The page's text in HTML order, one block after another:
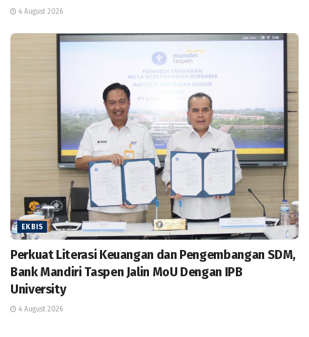
4 August 2026
EKBIS
Perkuat Literasi Keuangan dan Pengembangan SDM,
Bank Mandiri Taspen Jalin MoU Dengan IPB
University
4 August 2026